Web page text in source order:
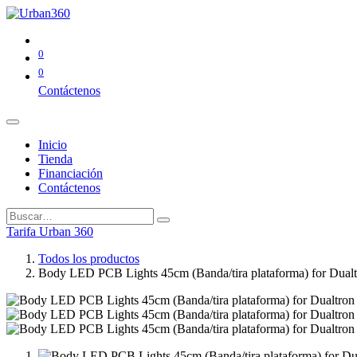
0
0
Contáctenos
Inicio
Tienda
Financiación
Contáctenos
Tarifa Urban 360
Todos los productos
Body LED PCB Lights 45cm (Banda/tira plataforma) for